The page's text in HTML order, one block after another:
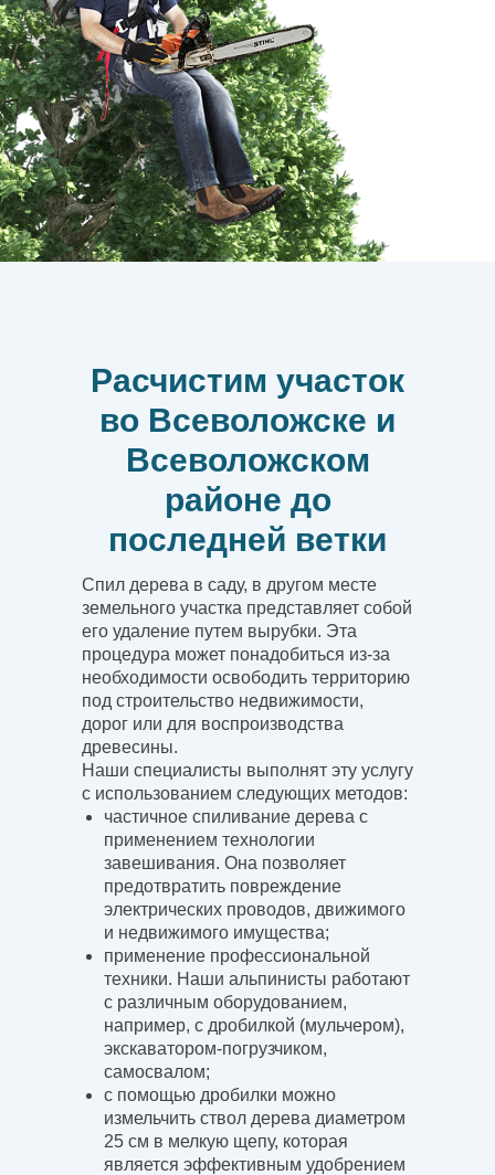
Спил дерева в саду, в другом месте
земельного участка представляет собой
его удаление путем вырубки. Эта
процедура может понадобиться из-за
необходимости освободить территорию
под строительство недвижимости,
дорог или для воспроизводства
древесины.
Наши специалисты выполнят эту услугу
с использованием следующих методов:
частичное спиливание дерева с
применением технологии
завешивания. Она позволяет
предотвратить повреждение
электрических проводов, движимого
и недвижимого имущества;
применение профессиональной
техники. Наши альпинисты работают
с различным оборудованием,
например, с дробилкой (мульчером),
экскаватором-погрузчиком,
самосвалом;
с помощью дробилки можно
измельчить ствол дерева диаметром
25 см в мелкую щепу, которая
является эффективным удобрением
Расчистим участок
во Всеволожске и
Всеволожском
районе до
последней ветки